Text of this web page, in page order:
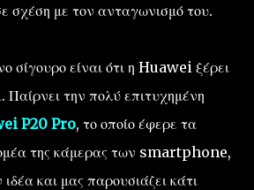
σχέση με τον ανταγωνισμό του.
σίγουρο είναι ότι η Huawei ξέρει
Παίρνει την πολύ επιτυχημένη
P20 Pro, το οποίο έφερε τα
της κάμερας των smartphone,
και μας παρουσιάζει κάτι